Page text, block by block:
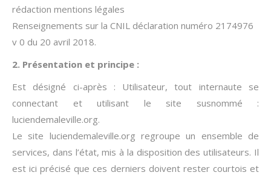
rédaction mentions légales
Renseignements sur la CNIL déclaration numéro 2174976
v 0 du 20 avril 2018.
2. Présentation et principe :
Est désigné ci-après : Utilisateur, tout internaute se
connectant et utilisant le site susnommé :
luciendemaleville.org.
Le site luciendemaleville.org regroupe un ensemble de
services, dans l’état, mis à la disposition des utilisateurs. Il
est ici précisé que ces derniers doivent rester courtois et